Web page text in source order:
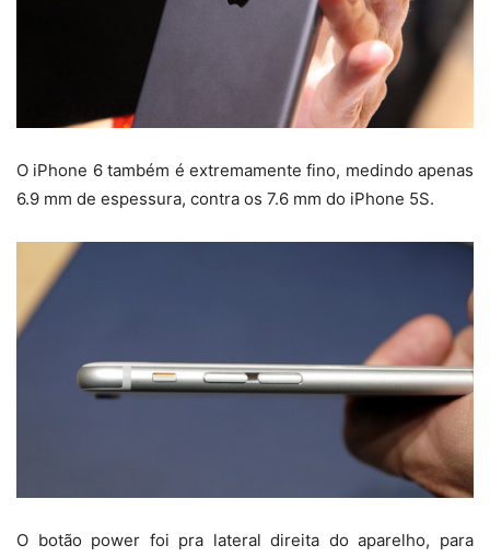
O iPhone 6 também é extremamente fino, medindo apenas
6.9 mm de espessura, contra os 7.6 mm do iPhone 5S.
O botão power foi pra lateral direita do aparelho, para